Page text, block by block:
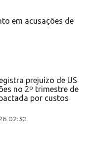
em acusações de
prejuízo de US
no 2º trimestre de
por custos
02:30